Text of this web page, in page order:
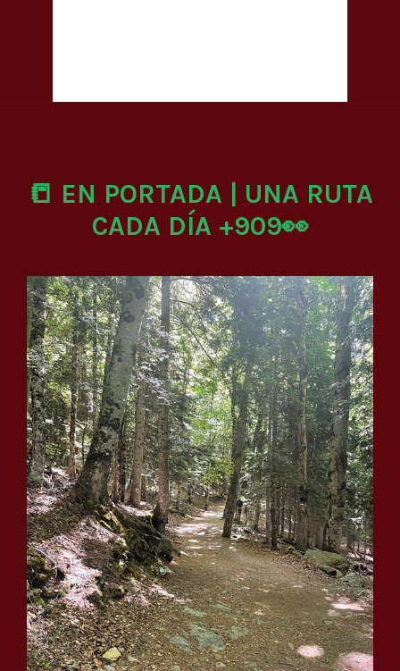
📒 EN PORTADA | UNA RUTA
CADA DÍA +909👀